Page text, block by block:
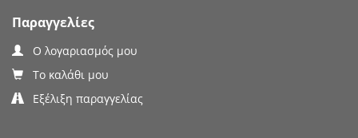
Παραγγελίες
Ο λογαριασμός μου
Το καλάθι μου
Εξέλιξη παραγγελίας